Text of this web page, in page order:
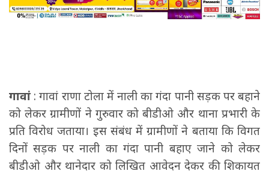
गावां : गावां राणा टोला में नाली का गंदा पानी सड़क पर बहाने
को लेकर ग्रामीणों ने गुरुवार को बीडीओ और थाना प्रभारी के
प्रति विरोध जताया। इस संबंध में ग्रामीणों ने बताया कि विगत
दिनों सड़क पर नाली का गंदा पानी बहाए जाने को लेकर
बीडीओ और थानेदार को लिखित आवेदन देकर की शिकायत